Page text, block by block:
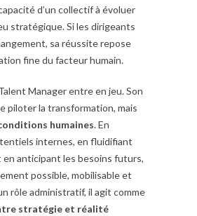
d’un collectif à évoluer
stratégique. Si les dirigeants
sa réussite repose
fine du facteur humain.
Manager entre en jeu. Son
piloter la transformation, mais
humaines. En
internes, en fluidifiant
en anticipant les besoins futurs,
possible, mobilisable et
rôle administratif, il agit comme
stratégie et réalité